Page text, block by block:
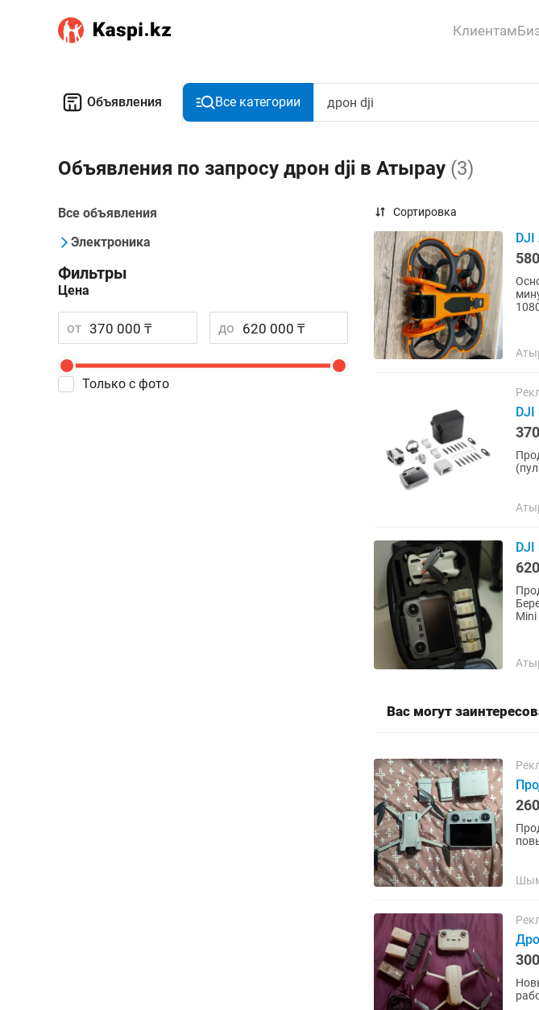
Клиентам
Объявления Все категории
Объявления по запросу дрон dji в Атырау (3)
Все объявления
Электроника
Фильтры
Цена
от до
Только с фото
Сортировка
DJI
DJI
DJI
Продам
Mini
Вас могут